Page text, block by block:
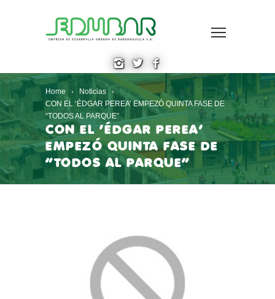
Home
Noticias
CON EL ‘ÉDGAR PEREA’ EMPEZÓ QUINTA FASE DE
“TODOS AL PARQUE”
CON EL ‘ÉDGAR PEREA’
EMPEZÓ QUINTA FASE DE
“TODOS AL PARQUE”